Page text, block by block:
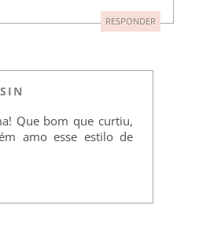
RESPONDER
Que bom que curtiu,
amo esse estilo de